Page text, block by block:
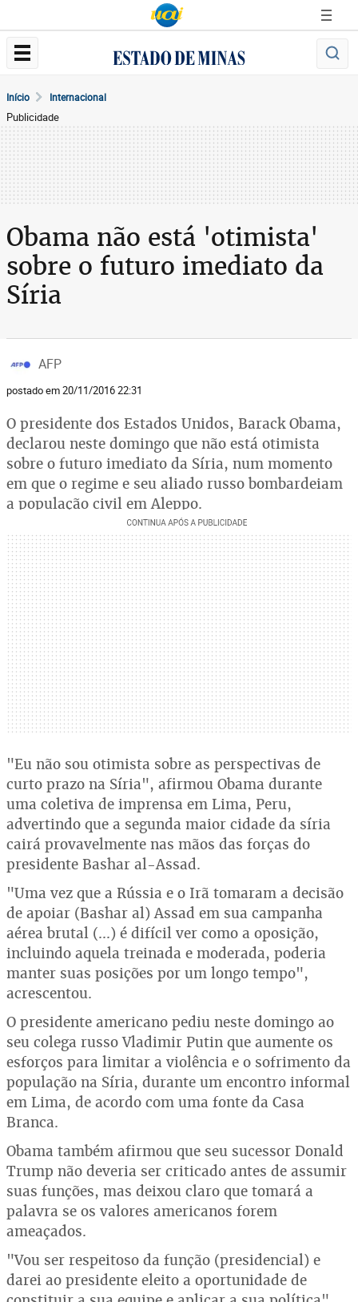
Início Internacional
Publicidade
Obama não está 'otimista'
sobre o futuro imediato da
Síria
AFP
postado em 20/11/2016 22:31
O presidente dos Estados Unidos, Barack Obama,
declarou neste domingo que não está otimista
sobre o futuro imediato da Síria, num momento
em que o regime e seu aliado russo bombardeiam
a população civil em Aleppo.
"Eu não sou otimista sobre as perspectivas de
curto prazo na Síria", afirmou Obama durante
uma coletiva de imprensa em Lima, Peru,
advertindo que a segunda maior cidade da síria
cairá provavelmente nas mãos das forças do
presidente Bashar al-Assad.
"Uma vez que a Rússia e o Irã tomaram a decisão
de apoiar (Bashar al) Assad em sua campanha
aérea brutal (...) é difícil ver como a oposição,
incluindo aquela treinada e moderada, poderia
manter suas posições por um longo tempo",
acrescentou.
O presidente americano pediu neste domingo ao
seu colega russo Vladimir Putin que aumente os
esforços para limitar a violência e o sofrimento da
população na Síria, durante um encontro informal
em Lima, de acordo com uma fonte da Casa
Branca.
Obama também afirmou que seu sucessor Donald
Trump não deveria ser criticado antes de assumir
suas funções, mas deixou claro que tomará a
palavra se os valores americanos forem
ameaçados.
"Vou ser respeitoso da função (presidencial) e
darei ao presidente eleito a oportunidade de